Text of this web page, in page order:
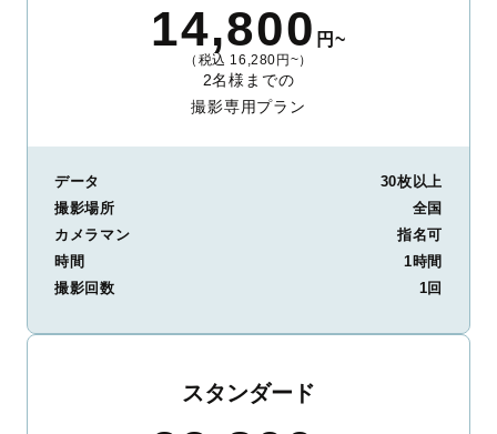
14,800 円~
（税込 16,280円~）
2名様までの
撮影専用プラン
データ
30枚以上
撮影場所
全国
カメラマン
指名可
時間
1時間
撮影回数
1回
スタンダード